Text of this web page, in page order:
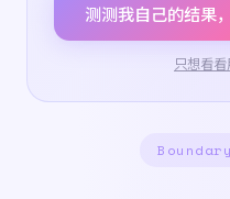
测测我自己的结果
只想看